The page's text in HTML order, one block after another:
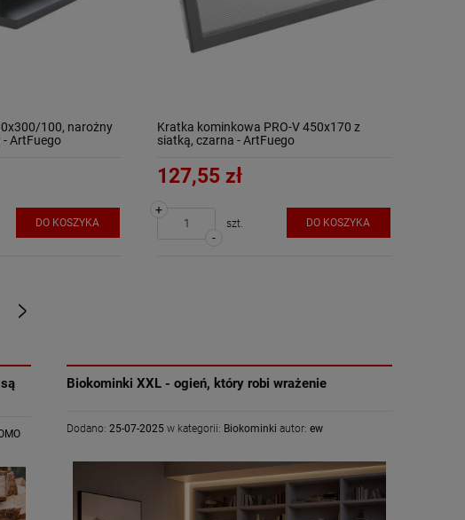
Biokominki XXL - ogień, który robi wrażenie
Dodano:25-07-2025 w kategorii: Biokominki autor:ew
100, narożny
- ArtFuego
DO KOSZYKA
Kratka kominkowa PRO-V 450x170 z
siatką, czarna - ArtFuego
127,55 zł
-
+
szt. DO KOSZYKA